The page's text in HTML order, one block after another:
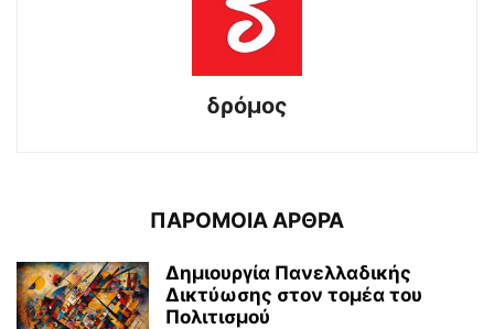
δρόμος
ΠΑΡΟΜΟΙΑ ΑΡΘΡΑ
Δημιουργία Πανελλαδικής
Δικτύωσης στον τομέα του
Πολιτισμού